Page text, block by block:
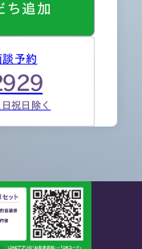
ち追加
予約
祝日除く